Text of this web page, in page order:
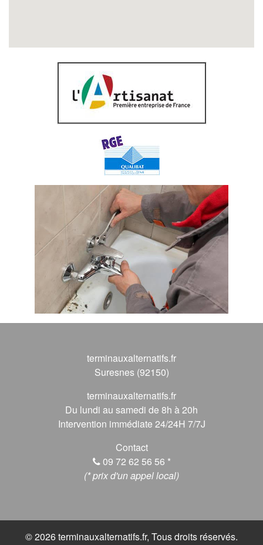
terminauxalternatifs.fr
Suresnes (92150)
terminauxalternatifs.fr
Du lundi au samedi de 8h à 20h
Intervention immédiate 24/24H 7/7J
Contact
09 72 62 56 56 *
(* prix d'un appel local)
© 2026 terminauxalternatifs.fr, Tous droits réservés.